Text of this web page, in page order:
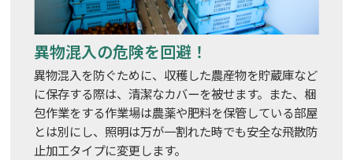
異物混入の危険を回避！
異物混入を防ぐために、収穫した農産物を貯蔵庫など
に保存する際は、清潔なカバーを被せます。また、梱
包作業をする作業場は農薬や肥料を保管している部屋
とは別にし、照明は万が一割れた時でも安全な飛散防
止加工タイプに変更します。